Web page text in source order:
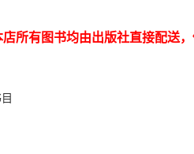
店所有图书均由出版社直接配送